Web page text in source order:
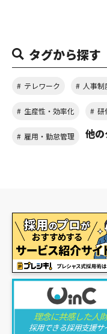
タグから探す
テレワーク 人事制
生産性・効率化 研
雇用・勤怠管理 他